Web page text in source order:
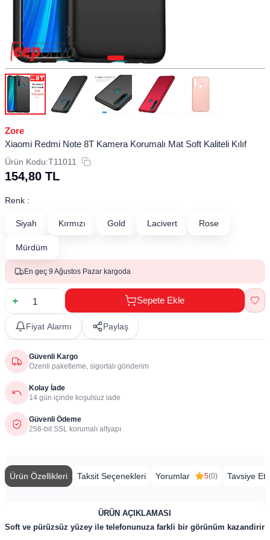
Zore
Xiaomi Redmi Note 8T Kamera Korumalı Mat Soft Kaliteli Kılıf
Ürün Kodu:T11011
154,80 TL
Renk :
Siyah Kırmızı Gold Lacivert Rose
Mürdüm
En geç 9 Ağustos Pazar kargoda
Sepete Ekle
Fiyat Alarmı Paylaş
Güvenli Kargo
Özenli paketleme, sigortalı gönderim
Kolay İade
14 gün içinde koşulsuz iade
Güvenli Ödeme
256-bit SSL korumalı altyapı
Ürün Özellikleri Taksit Seçenekleri Yorumlar 5(0) Tavsiye Et
ÜRÜN AÇIKLAMASI
Soft ve pürüzsüz yüzey ile telefonunuza farkli bir görünüm kazandirir